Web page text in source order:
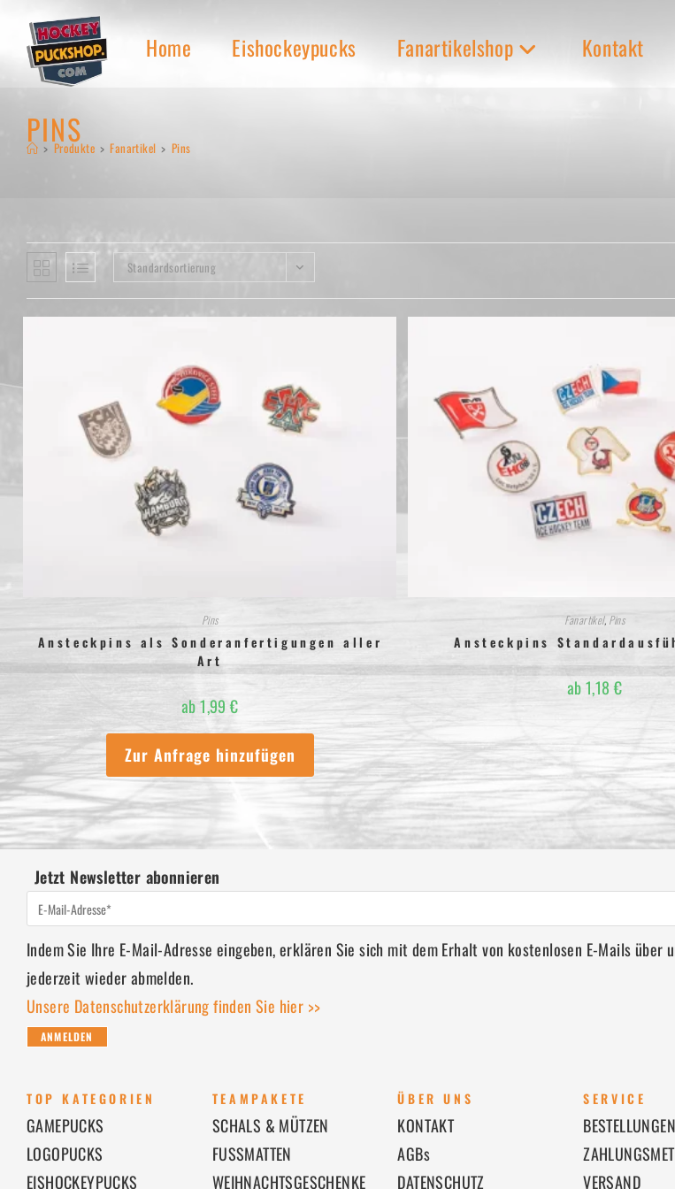
springen
Home Eishockeypucks Fanartikelshop Kontakt
PINS
> Produkte > Fanartikel > Pins
Standardsortierung
Pins
Ansteckpins als Sonderanfertigungen aller
Art
ab1,99€
Zur Anfrage hinzufügen
Fanartikel, Pins
Ansteckpins
ab1,18€
Jetzt Newsletter abonnieren
Indem Sie Ihre E-Mail-Adresse eingeben, erklären Sie sich mit dem Erhalt von kostenlosen E-Mails
jederzeit wieder abmelden.
Unsere Datenschutzerklärung finden Sie hier >>
ANMELDEN
TOP KATEGORIEN
GAMEPUCKS
LOGOPUCKS
EISHOCKEYPUCKS
TEAMPAKETE
SCHALS & MÜTZEN
FUSSMATTEN
WEIHNACHTSGESCHENKE
ÜBER UNS
KONTAKT
AGBs
DATENSCHUTZ
SERVICE
BESTELLUNGEN
VERSAND